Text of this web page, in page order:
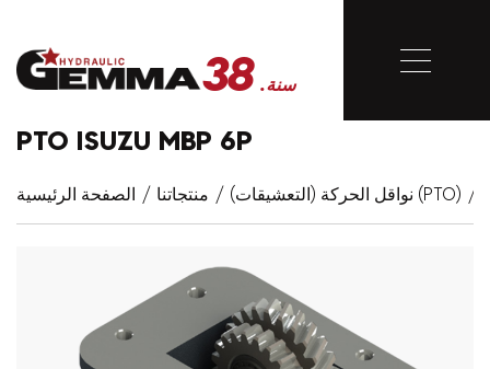
38 .سنة
أغلق
38
الصفحة الرئيسية
PTO ISUZU MBP 6P
/ / نواقل الحركة (التعشيقات) (PTO) /